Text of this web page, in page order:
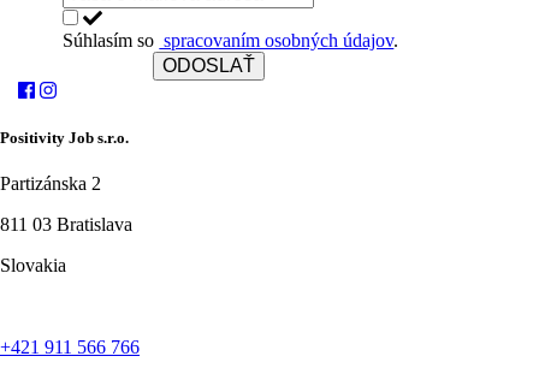
Súhlasím so spracovaním osobných údajov.
ODOSLAŤ
Positivity Job s.r.o.
Partizánska 2
811 03 Bratislava
Slovakia
+421 911 566 766